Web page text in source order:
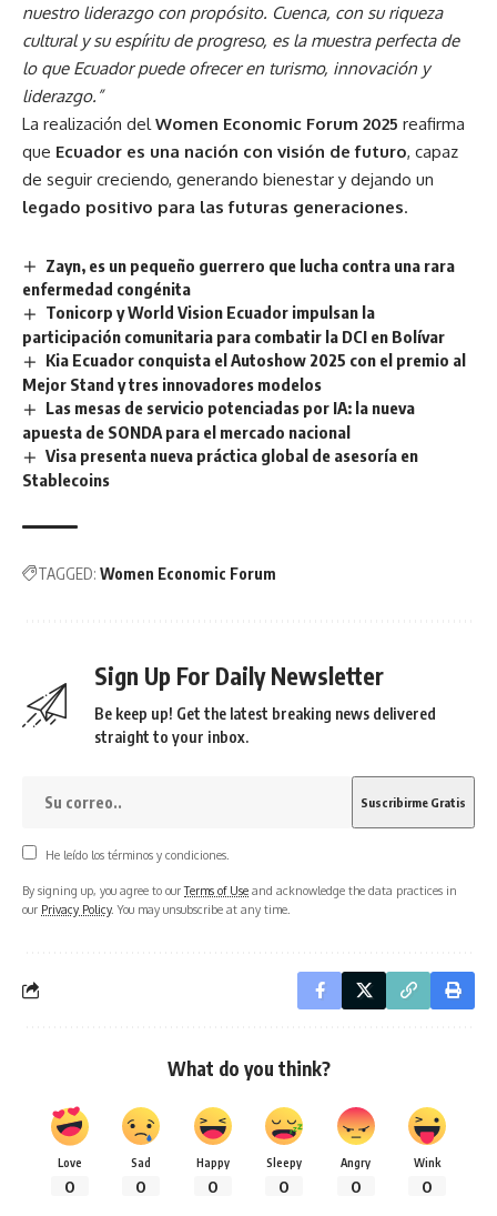
nuestro liderazgo con propósito. Cuenca, con su riqueza
cultural y su espíritu de progreso, es la muestra perfecta de
lo que Ecuador puede ofrecer en turismo, innovación y
liderazgo.”
La realización del Women Economic Forum 2025 reafirma
que Ecuador es una nación con visión de futuro, capaz
de seguir creciendo, generando bienestar y dejando un
legado positivo para las futuras generaciones.
Zayn, es un pequeño guerrero que lucha contra una rara
enfermedad congénita
Tonicorp y World Vision Ecuador impulsan la
participación comunitaria para combatir la DCI en Bolívar
Kia Ecuador conquista el Autoshow 2025 con el premio al
Mejor Stand y tres innovadores modelos
Las mesas de servicio potenciadas por IA: la nueva
apuesta de SONDA para el mercado nacional
Visa presenta nueva práctica global de asesoría en
Stablecoins
TAGGED: Women Economic Forum
Sign Up For Daily Newsletter
Be keep up! Get the latest breaking news delivered
straight to your inbox.
He leído los términos y condiciones.
By signing up, you agree to ourTerms of Use and acknowledge the data practices in
our Privacy Policy. You may unsubscribe at any time.
What do you think?
Love
0
Sad
0
Happy
0
Sleepy
0
Angry
0
Wink
0